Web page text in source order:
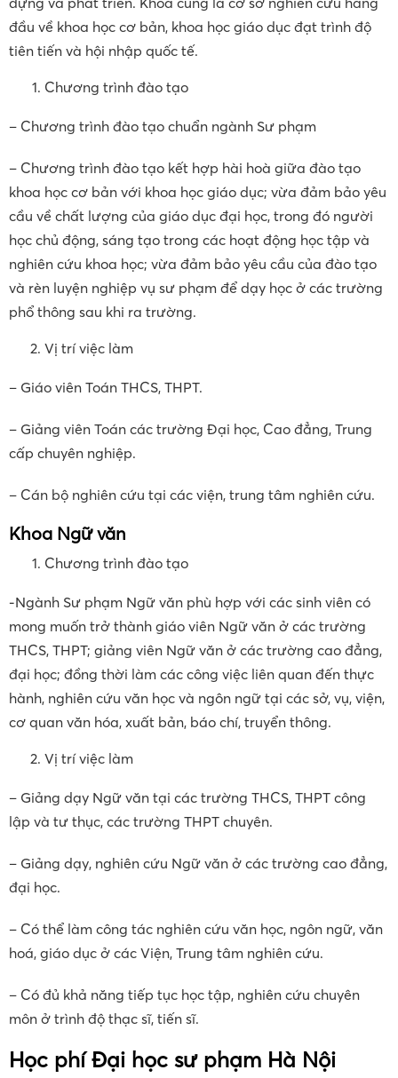
Khoa Toán – Tin Trường Đại học Sư phạm Hà Nội là trung
giảng dạy Toán học với bề dày truyền thống 70 năm xây
dựng và phát triển. Khoa cũng là cơ sở nghiên cứu hàng
tiên tiến và hội nhập quốc tế.
Chương trình đào tạo
– Chương trình đào tạo chuẩn ngành Sư phạm
– Chương trình đào tạo kết hợp hài hoà giữa đào tạo
khoa học cơ bản với khoa học giáo dục; vừa đảm bảo yêu
học chủ động, sáng tạo trong các hoạt động học tập và
nghiên cứu khoa học; vừa đảm bảo yêu cầu của đào tạo
phổ thông sau khi ra trường.
Vị trí việc làm
– Giáo viên Toán THCS, THPT.
– Giảng viên Toán các trường Đại học, Cao đẳng, Trung
cấp chuyên nghiệp.
– Cán bộ nghiên cứu tại các viện, trung tâm nghiên cứu.
Khoa Ngữ văn
Chương trình đào tạo
-Ngành Sư phạm Ngữ văn phù hợp với các sinh viên có
THCS, THPT; giảng viên Ngữ văn ở các trường cao đẳng,
đại học; đồng thời làm các công việc liên quan đến thực
hành, nghiên cứu văn học và ngôn ngữ tại các sở, vụ, viện,
Vị trí việc làm
lập và tư thục, các trường THPT chuyên.
đại học.
hoá, giáo dục ở các Viện, Trung tâm nghiên cứu.